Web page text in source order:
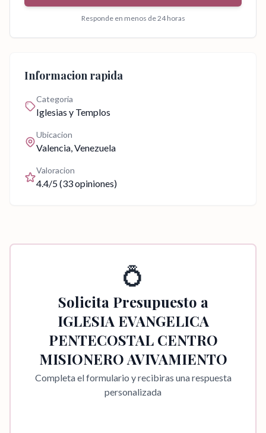
Responde en menos de 24 horas
Informacion rapida
Categoria
Iglesias y Templos
Ubicacion
Valencia, Venezuela
Valoracion
4.4/5 (33opiniones)
💍
Solicita Presupuesto a
IGLESIA EVANGELICA
PENTECOSTAL CENTRO
MISIONERO AVIVAMIENTO
Completa el formulario y recibiras una respuesta
personalizada